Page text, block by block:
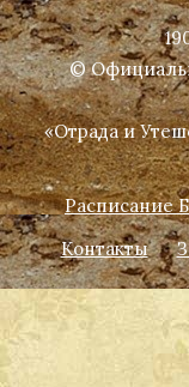
©
«Отрада и
Расписание
Контакты